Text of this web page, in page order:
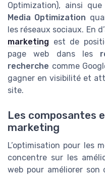
Optimization), ainsi
Media Optimization
les réseaux sociaux. En
marketing est de
page web dans les
recherche comme
gagner en visibilité et
site.
Les composantes
marketing
L’optimisation pour les
concentre sur les
web pour améliorer son